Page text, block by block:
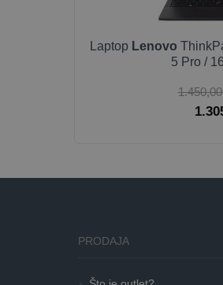
Laptop Lenovo
5 Pro /
PRODAJA